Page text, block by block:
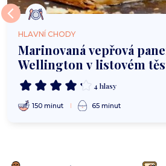
HLAVNÍ CHODY
Marinovaná vepřová
Wellington v listovém
4 hlasy
150 minut 65 minut